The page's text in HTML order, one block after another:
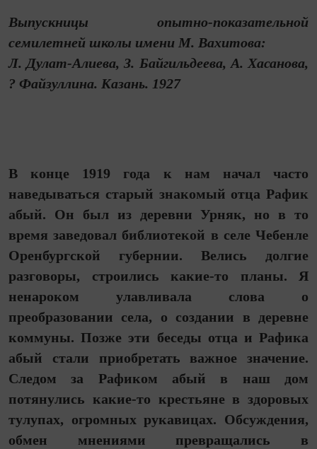
Выпускницы опытно-показательной
семилетней школы имени М. Вахитова:
Л. Дулат-Алиева, З. Байгильдеева, А. Хасанова,
? Файзуллина. Казань. 1927
В конце 1919 года к нам начал часто
наведываться старый знакомый отца Рафик
абый. Он был из деревни Урняк, но в то
время заведовал библиотекой в селе Чебенле
Оренбургской губернии. Велись долгие
разговоры, строились какие-то планы. Я
ненароком улавливала слова о
преобразовании села, о создании в деревне
коммуны. Позже эти беседы отца и Рафика
абый стали приобретать важное значение.
Следом за Рафиком абый в наш дом
потянулись какие-то крестьяне в здоровых
тулупах, огромных рукавицах. Обсуждения,
обмен мнениями превращались в